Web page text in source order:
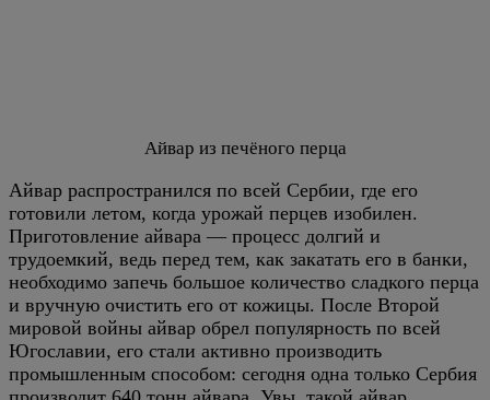
Айвар из печёного перца
Айвар распространился по всей Сербии, где его
готовили летом, когда урожай перцев изобилен.
Приготовление айвара — процесс долгий и
трудоемкий, ведь перед тем, как закатать его в банки,
необходимо запечь большое количество сладкого перца
и вручную очистить его от кожицы. После Второй
мировой войны айвар обрел популярность по всей
Югославии, его стали активно производить
промышленным способом: сегодня одна только Сербия